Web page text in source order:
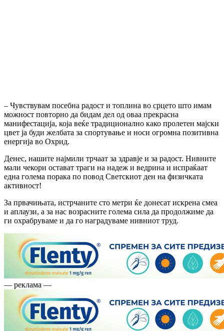
– Чувствувам посебна радост и топлина во срцето што имам
можност повторно да бидам дел од оваа прекрасна
манифестација, која веќе традиционално како пролетен мајски
цвет ја буди желбата за спортување и носи огромна позитивна
енергија во Охрид.
Денес, нашите најмили трчаат за здравје и за радост. Нивните
мали чекори остават траги на надеж и ведрина и испраќаат
една голема порака по повод Светскиот ден на физичката
активност!
За првачињата, истрчаните сто метри ќе донесат искрена смеа
и аплаузи, а за нас возрасните голема сила да продолжиме да
ги охрабруваме и да го наградуваме нивниот труд.
— реклама —